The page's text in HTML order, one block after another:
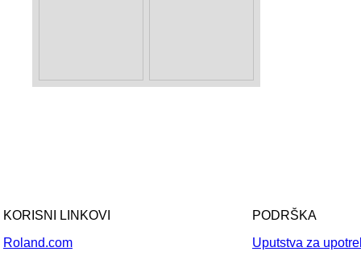
KORISNI LINKOVI
Roland.com
PODRŠKA
Uputstva za